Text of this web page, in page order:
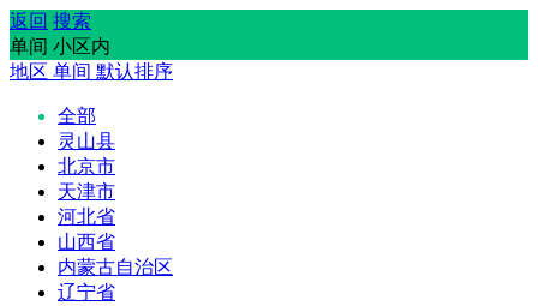
返回 搜索
单间 小区内
地区 单间 默认排序
全部
灵山县
北京市
天津市
河北省
山西省
内蒙古自治区
辽宁省